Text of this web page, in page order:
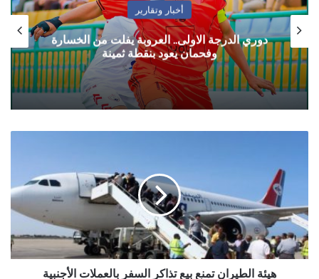
أخبار وتقارير
دوري الدرجة الاولى.. العروبة يفلت من الخسارة
وفحمان يعود بنقطة ثمينة
السفر
بالعملات
الأجنبية
هيئة الطيران تمنع بيع تذاكر السفر بالعملات الأجنبية